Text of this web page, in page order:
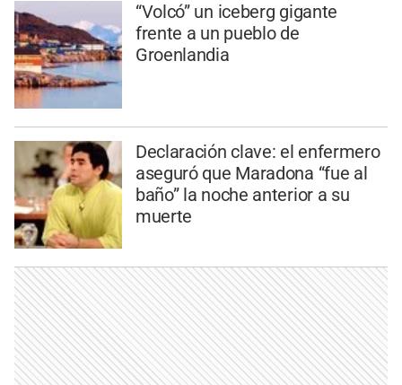
“Volcó” un iceberg gigante
frente a un pueblo de
Groenlandia
Declaración clave: el enfermero
aseguró que Maradona “fue al
baño” la noche anterior a su
muerte